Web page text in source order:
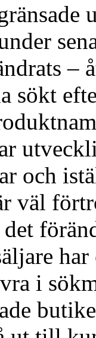
–
sökt
och
väl
i